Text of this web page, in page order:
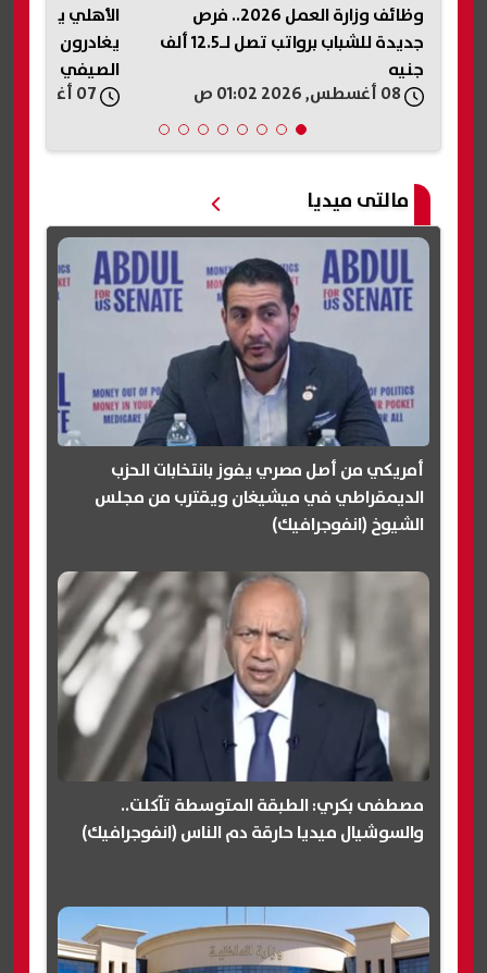
وظائف وزارة العمل 2026.. فرص
جديدة للشباب برواتب تصل لـ12.5 ألف
جنيه
يغادرون
الصيفي
مالتى ميديا
أمريكي من أصل مصري يفوز بانتخابات الحزب
الديمقراطي في ميشيغان ويقترب من مجلس
الشيوخ (انفوجرافيك)
مصطفى بكري: الطبقة المتوسطة تآكلت..
والسوشيال ميديا حارقة دم الناس (انفوجرافيك)